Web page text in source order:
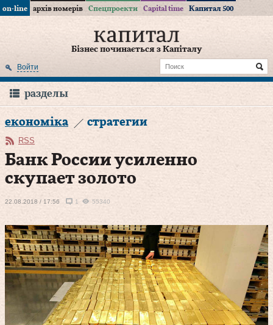
on-line архів номерів Спецпроекти Capital time Капитал 500
Бізнес починається з Капіталу
Войти
разделы
економіка стратегии
RSS
Банк России усиленно
скупает золото
22.08.2018 / 17:56 1 55340